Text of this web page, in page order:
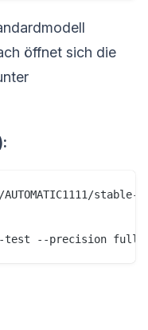
öffnet sich die
stable-